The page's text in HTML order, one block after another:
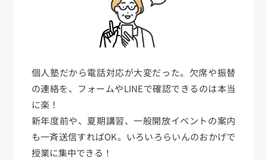
個人塾だから電話対応が大変だった。欠席や振替
の連絡を、フォームやLINEで確認できるのは本当
に楽！
新年度前や、夏期講習、一般開放イベントの案内
も一斉送信すればOK。いろいろらいんのおかげで
授業に集中できる！